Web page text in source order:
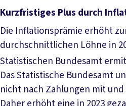
Kurzfristiges Plus durch
Die Inflationsprämie erhöht
durchschnittlichen Löhne in
Statistischen Bundesamt
Das Statistische Bundesamt
nicht nach Zahlungen mit